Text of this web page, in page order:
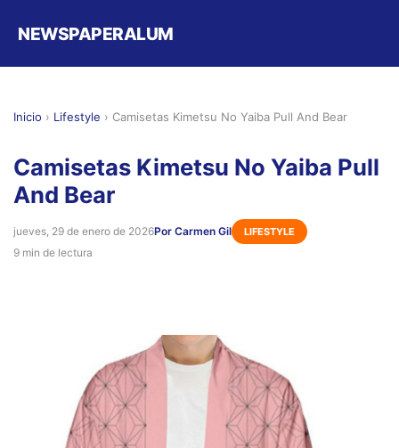
NEWSPAPERALUM
Inicio › Lifestyle › Camisetas Kimetsu No Yaiba Pull And Bear
Camisetas Kimetsu No Yaiba Pull
And Bear
jueves, 29 de enero de 2026Por Carmen Gil LIFESTYLE
9 min de lectura